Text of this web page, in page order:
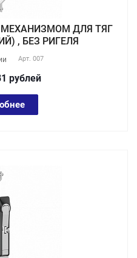
МЕХАНИЗМОМ ДЛЯ ТЯГ
, БЕЗ РИГЕЛЯ
Арт. 007
рублей